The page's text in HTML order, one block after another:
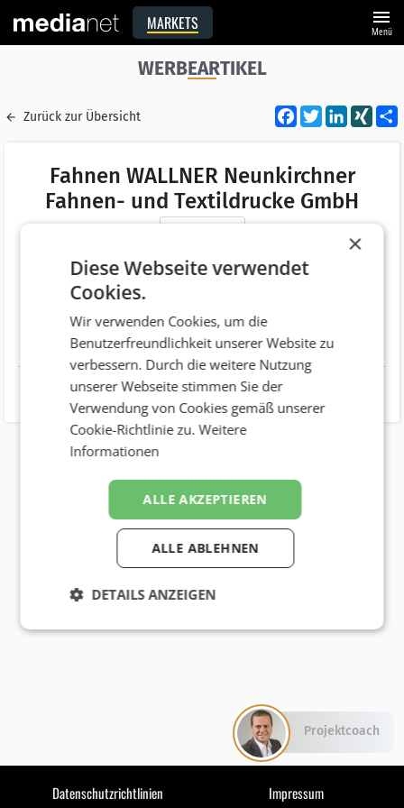
MARKETS menu
Menü
WERBEARTIKEL
Zurück zur Übersicht Facebook
Twitter XING
Fahnen WALLNER Neunkirchner
Fahnen- und Textildrucke GmbH
Adresse
Sandgasse 22
Telefonnummer
+43 (2635) 62575
Website http://www.fahnen-wallner.at
Datenschutzrichtlinien Impressum
×
Diese Webseite verwendet
Cookies.
Wir verwenden Cookies, um die
Benutzerfreundlichkeit unserer Website zu
verbessern. Durch die weitere Nutzung
unserer Webseite stimmen Sie der
Verwendung von Cookies gemäß unserer
Cookie-Richtlinie zu.Weitere
Informationen
ALLE AKZEPTIEREN
ALLE ABLEHNEN
DETAILS ANZEIGEN
Projektcoach